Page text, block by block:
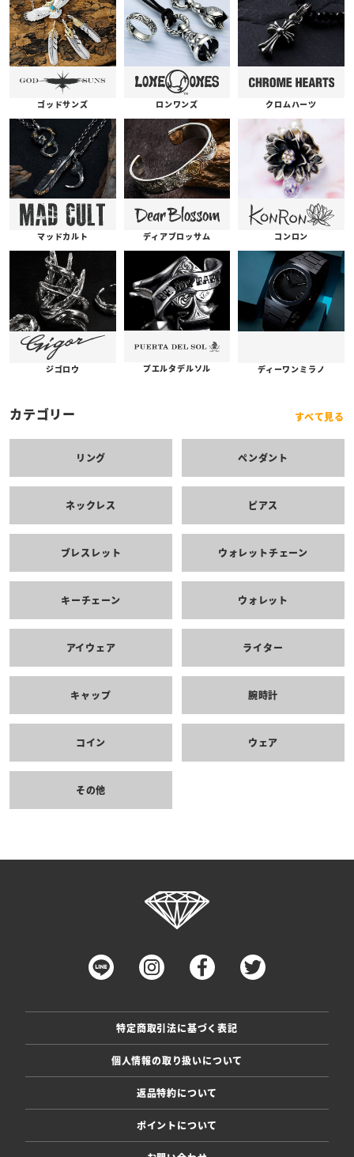
ゴッドサンズ ロンワンズ クロムハーツ
マッドカルト ディアブロッサム コンロン
ジゴロウ プエルタデルソル ディーワンミラノ
カテゴリー すべて見る
リング ペンダント
ネックレス ピアス
ブレスレット ウォレットチェーン
キーチェーン ウォレット
アイウェア ライター
キャップ 腕時計
コイン ウェア
その他
特定商取引法に基づく表記
個人情報の取り扱いについて
返品特約について
ポイントについて